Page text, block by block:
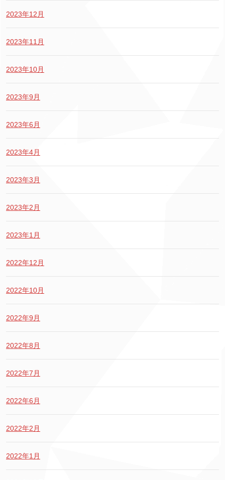
2023年12月
2023年11月
2023年10月
2023年9月
2023年6月
2023年4月
2023年3月
2023年2月
2023年1月
2022年12月
2022年10月
2022年9月
2022年8月
2022年7月
2022年6月
2022年2月
2022年1月